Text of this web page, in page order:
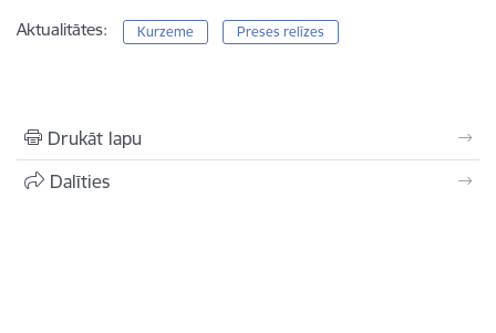
Aktualitātes: Kurzeme Preses relīzes
Drukāt lapu
Dalīties